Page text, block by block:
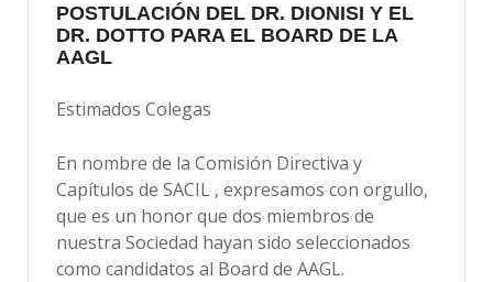
POSTULACIÓN DEL DR. DIONISI Y EL
DR. DOTTO PARA EL BOARD DE LA
AAGL
Estimados Colegas
En nombre de la Comisión Directiva y
Capítulos de SACIL , expresamos con orgullo,
que es un honor que dos miembros de
nuestra Sociedad hayan sido seleccionados
como candidatos al Board de AAGL.